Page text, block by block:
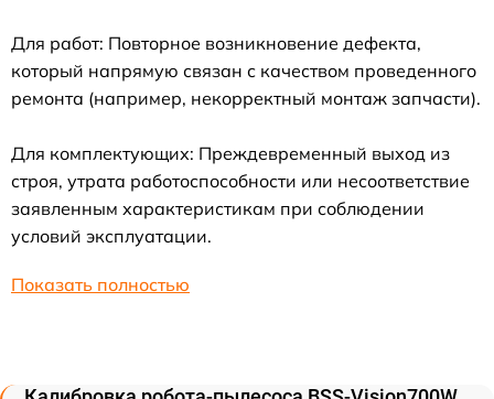
Для работ: Повторное возникновение дефекта,
который напрямую связан с качеством проведенного
ремонта (например, некорректный монтаж запчасти).
Для комплектующих: Преждевременный выход из
строя, утрата работоспособности или несоответствие
заявленным характеристикам при соблюдении
условий эксплуатации.
Показать полностью